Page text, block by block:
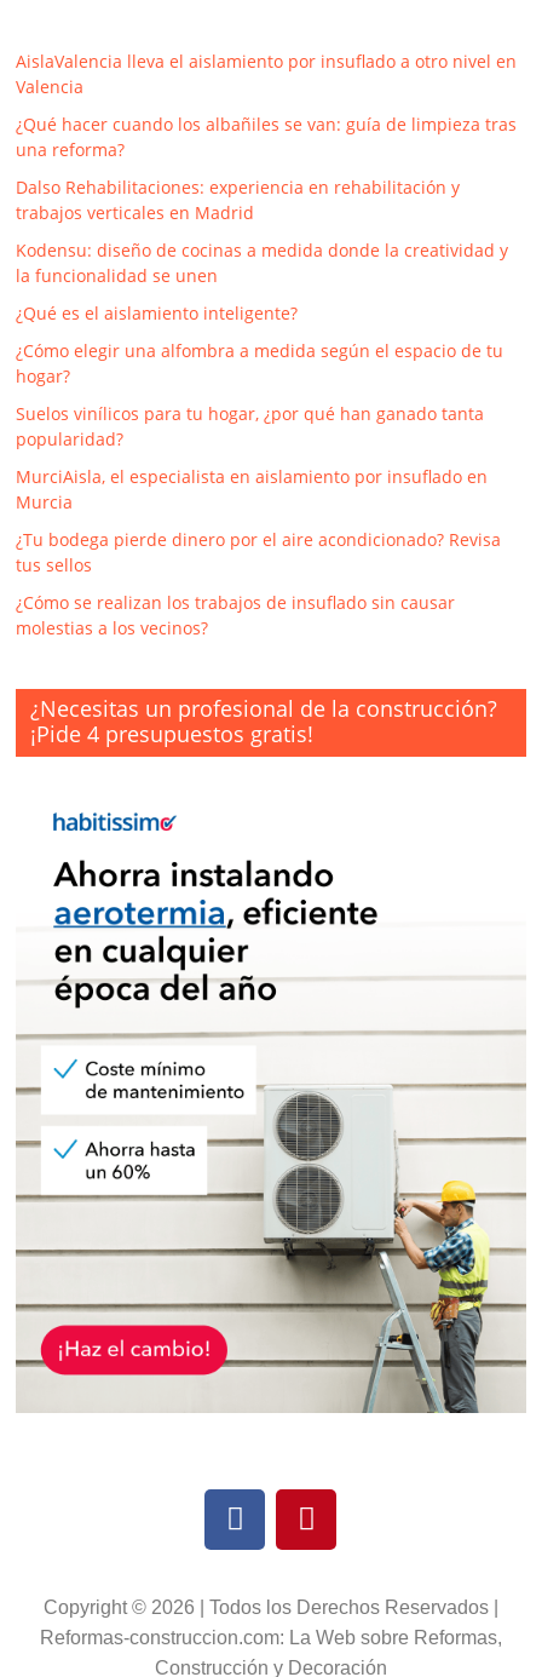
AislaValencia lleva el aislamiento por insuflado a otro nivel en
Valencia
¿Qué hacer cuando los albañiles se van: guía de limpieza tras
una reforma?
Dalso Rehabilitaciones: experiencia en rehabilitación y
trabajos verticales en Madrid
Kodensu: diseño de cocinas a medida donde la creatividad y
la funcionalidad se unen
¿Qué es el aislamiento inteligente?
¿Cómo elegir una alfombra a medida según el espacio de tu
hogar?
Suelos vinílicos para tu hogar, ¿por qué han ganado tanta
popularidad?
MurciAisla, el especialista en aislamiento por insuflado en
Murcia
¿Tu bodega pierde dinero por el aire acondicionado? Revisa
tus sellos
¿Cómo se realizan los trabajos de insuflado sin causar
molestias a los vecinos?
¿Necesitas un profesional de la construcción?
¡Pide 4 presupuestos gratis!
Copyright © 2026 | Todos los Derechos Reservados |
Reformas-construccion.com: La Web sobre Reformas,
Construcción y Decoración